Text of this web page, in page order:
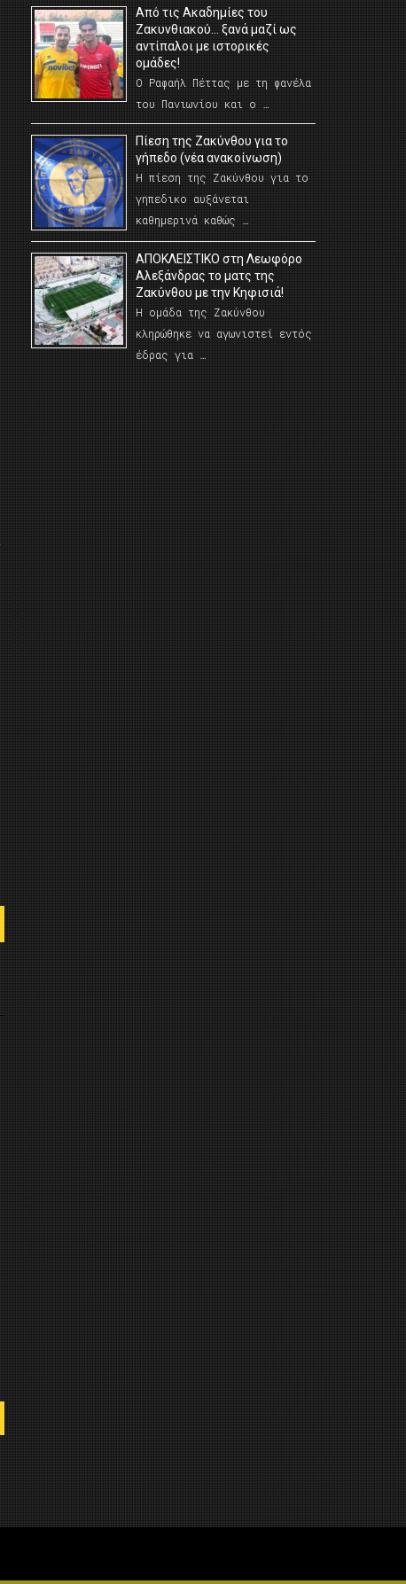
Από τις Ακαδημίες του
Ζακυνθιακού… ξανά μαζί ως
αντίπαλοι με ιστορικές
ομάδες!
Ο Ραφαήλ Πέττας με τη φανέλα
του Πανιωνίου και ο …
Πίεση της Ζακύνθου για το
γήπεδο (νέα ανακοίνωση)
Η πίεση της Ζακύνθου για το
γηπεδικο αυξάνεται
καθημερινά καθώς …
AΠΟΚΛΕΙΣΤΙΚΟ στη Λεωφόρο
Αλεξάνδρας το ματς της
Ζακύνθου με την Κηφισιά!
Η ομάδα της Ζακύνθου
κληρώθηκε να αγωνιστεί εντός
έδρας για …